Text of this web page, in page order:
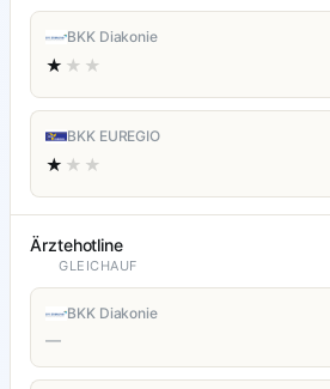
BKK Diakonie
★ ★★
BKK EUREGIO
★ ★★
Ärztehotline
GLEICHAUF
BKK Diakonie
—